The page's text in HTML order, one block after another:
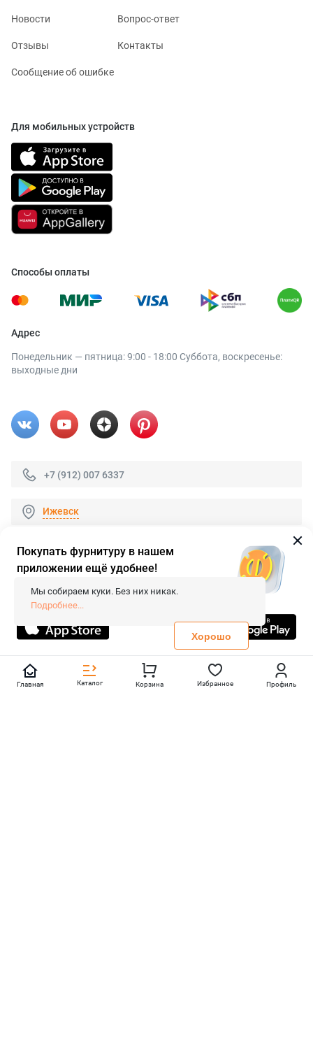
Новости Вопрос-ответ
Отзывы Контакты
Сообщение об ошибке
Для мобильных устройств
Способы оплаты
Адрес
Понедельник — пятница: 9:00 - 18:00 Суббота, воскресенье:
выходные дни
+7 (912) 007 6337
Ижевск
© 2026 «FieraShop.ru»
Сопровождение сайта
- Вебформат.
Все права защищены.
Не является публичной офертой
Политика конфиденциальности
Главная Каталог Корзина Избранное Профиль
Покупать фурнитуру в нашем
приложении ещё удобнее!
Мы собираем куки. Без них никак.
Подробнее...
Хорошо